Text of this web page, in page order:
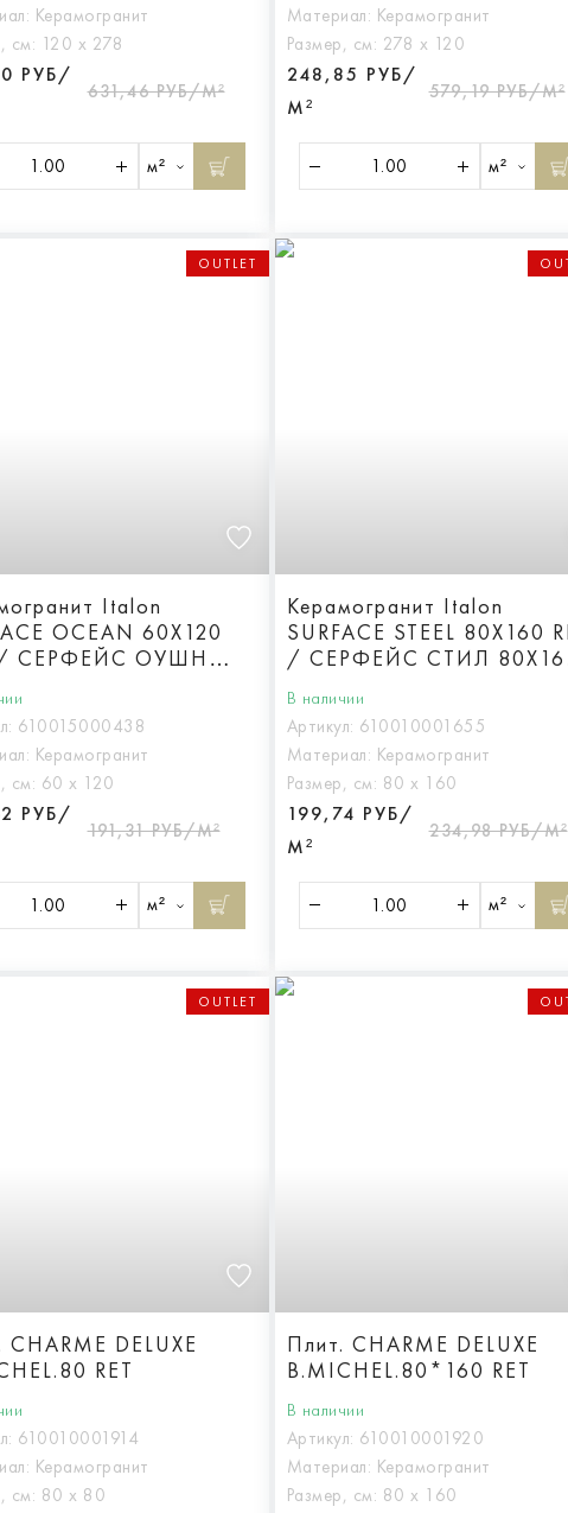
Керамогранит
см: 120 х 278
РУБ/
631,46 РУБ/М²
м²
Материал: Керамогранит
Размер, см: 278 х 120
248,85 РУБ/
М²
579,19 РУБ/М²
м²
OUTLET
Italon
OCEAN 60X120
/ СЕРФЕЙС ОУШН
610015000438
Керамогранит
см: 60 х 120
РУБ/
191,31 РУБ/М²
м²
Керамогранит Italon
SURFACE STEEL 80X160
/ СЕРФЕЙС СТИЛ
В наличии
Артикул: 610010001655
Материал: Керамогранит
Размер, см: 80 х 160
199,74 РУБ/
М²
234,98 РУБ/М²
м²
OUTLET
CHARME DELUXE
RET
610010001914
Керамогранит
см: 80 х 80
Плит. CHARME DELUXE
B.MICHEL.80*160 RET
В наличии
Артикул: 610010001920
Материал: Керамогранит
Размер, см: 80 х 160